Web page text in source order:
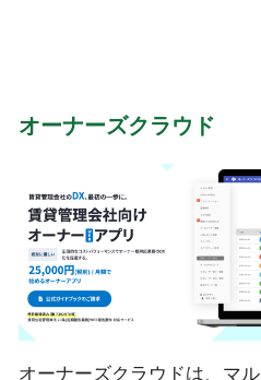
オーナーズクラウド
オーナーズクラウドは、マ